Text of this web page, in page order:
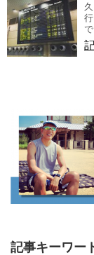
記事キーワー